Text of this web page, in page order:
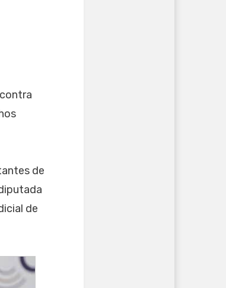
de
de